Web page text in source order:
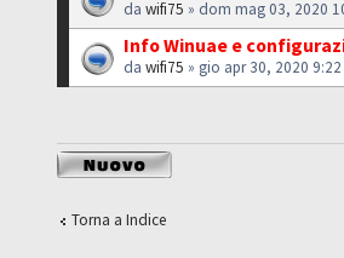
dawifi75 » dom mag 03, 2020
Info Winuae e
dawifi75 » gio apr 30, 2020
Scrivi un nuovo
argomento
Torna a Indice